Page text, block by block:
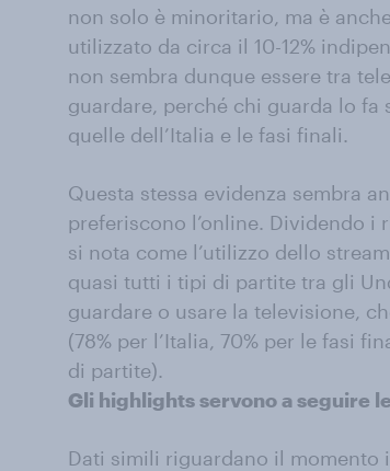
non solo è minoritario, ma è
utilizzato da circa il 10-12%
non sembra dunque essere tra
guardare, perché chi guarda lo
quelle dell’Italia e le fasi finali.
Questa stessa evidenza sembra
preferiscono l’online. Dividendo i
si nota come l’utilizzo dello
quasi tutti i tipi di partite tra gli
guardare o usare la televisione,
(78% per l’Italia, 70% per le fasi
di partite).
Gli highlights servono a seguire
Dati simili riguardano il momento